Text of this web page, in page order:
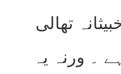
تھالی
۔ ورنہ یہ